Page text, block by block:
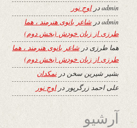
adminدراوجِ نور
adminدر شاعر بانوی هنرمند ، هما
طرزی از زبان خودش (بخش دوم)
هما طرزی در شاعر بانوی هنرمند ، هما
طرزی از زبان خودش (بخش دوم)
بشیر شیرین سخن درنمکدان
علی احمد زرگرپور دراوجِ نور
آرشیو